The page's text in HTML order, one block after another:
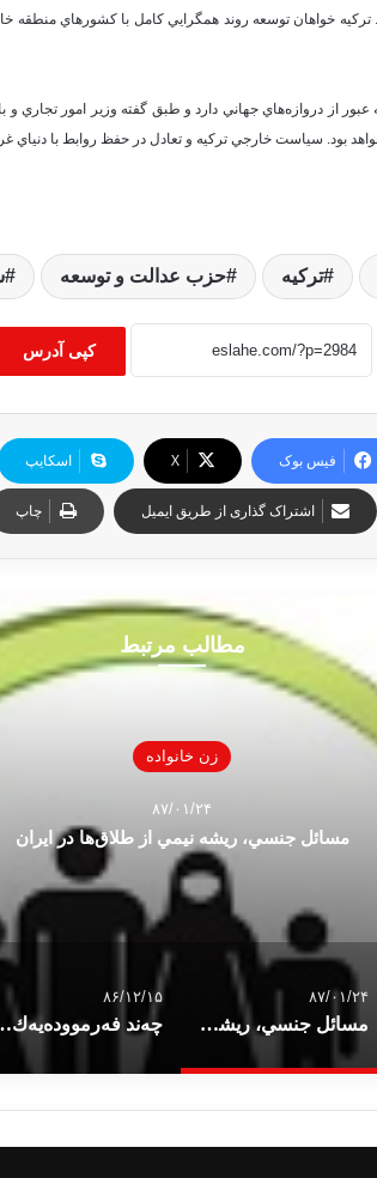
خواهان توسعه روند همگرايي كامل با كشورهاي منطقه
با چشم‌انداز سال 2023 نظر به عبور از دروازه‌هاي جهاني دارد و طبق گفته وزير
ترکیه حزب عدالت و توسعه
کپی آدرس
فیس بوک X اسکایپ
اشتراک گذاری از طریق ایمیل چاپ
مطالب مرتبط
زن خانواده
۸۷/۰۱/۲۴
مسائل جنسي، ريشه نيمي از طلاق‌ها در ايران
۸۷/۰۱/۲۴
مسائل جنسي، ريشه نيمي از طلاق‌ها در ايران
۸۶/۱۲/۱۵
چه‌ند